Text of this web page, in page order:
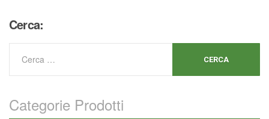
Cerca:
Categorie Prodotti